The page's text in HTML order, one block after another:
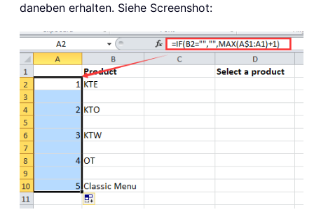
daneben erhalten. Siehe Screenshot: